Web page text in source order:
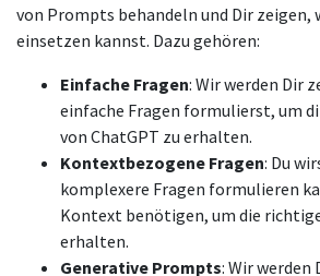
von Prompts behandeln und Dir zeigen,
einsetzen kannst. Dazu gehören:
Einfache Fragen: Wir werden Dir
einfache Fragen formulierst, um
von ChatGPT zu erhalten.
Kontextbezogene Fragen: Du
komplexere Fragen formulieren
Kontext benötigen, um die
erhalten.
Generative Prompts: Wir werden